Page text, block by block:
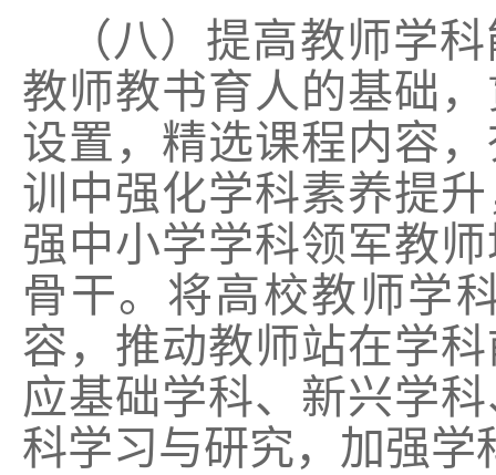
（八）提高教师学
教师教书育人的基础
设置，精选课程内容
训中强化学科素养提
强中小学学科领军教
骨干。将高校教师学
容，推动教师站在学
应基础学科、新兴学
科学习与研究，加强